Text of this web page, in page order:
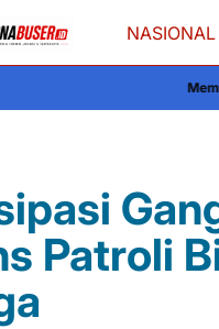
NASIONAL
Memohon Hujan di
Patroli